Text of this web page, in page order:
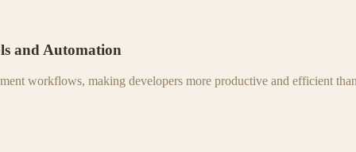
and Automation
workflows, making developers more productive and efficient